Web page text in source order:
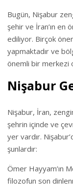
Bugün, Nişabur
şehir ve İran’ın en
ediliyor. Birçok
yapmaktadır ve
önemli bir merkezi
Nişabur
Nişabur, İran,
şehrin içinde ve
yer vardır.
şunlardır:
Ömer Hayyam’ın
filozofun son